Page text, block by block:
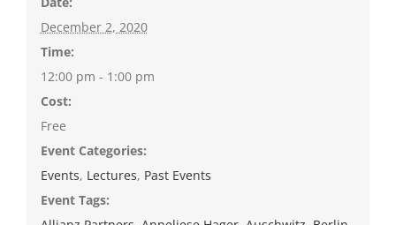
December 2, 2020
Time:
12:00 pm - 1:00 pm
Cost:
Free
Event Categories:
Events, Lectures, Past Events
Event Tags: